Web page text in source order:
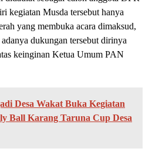
kegiatan Musda tersebut hanya
yang membuka acara dimaksud,
dukungan tersebut dirinya
keinginan Ketua Umum PAN
Desa Wakat Buka Kegiatan
Ball Karang Taruna Cup Desa